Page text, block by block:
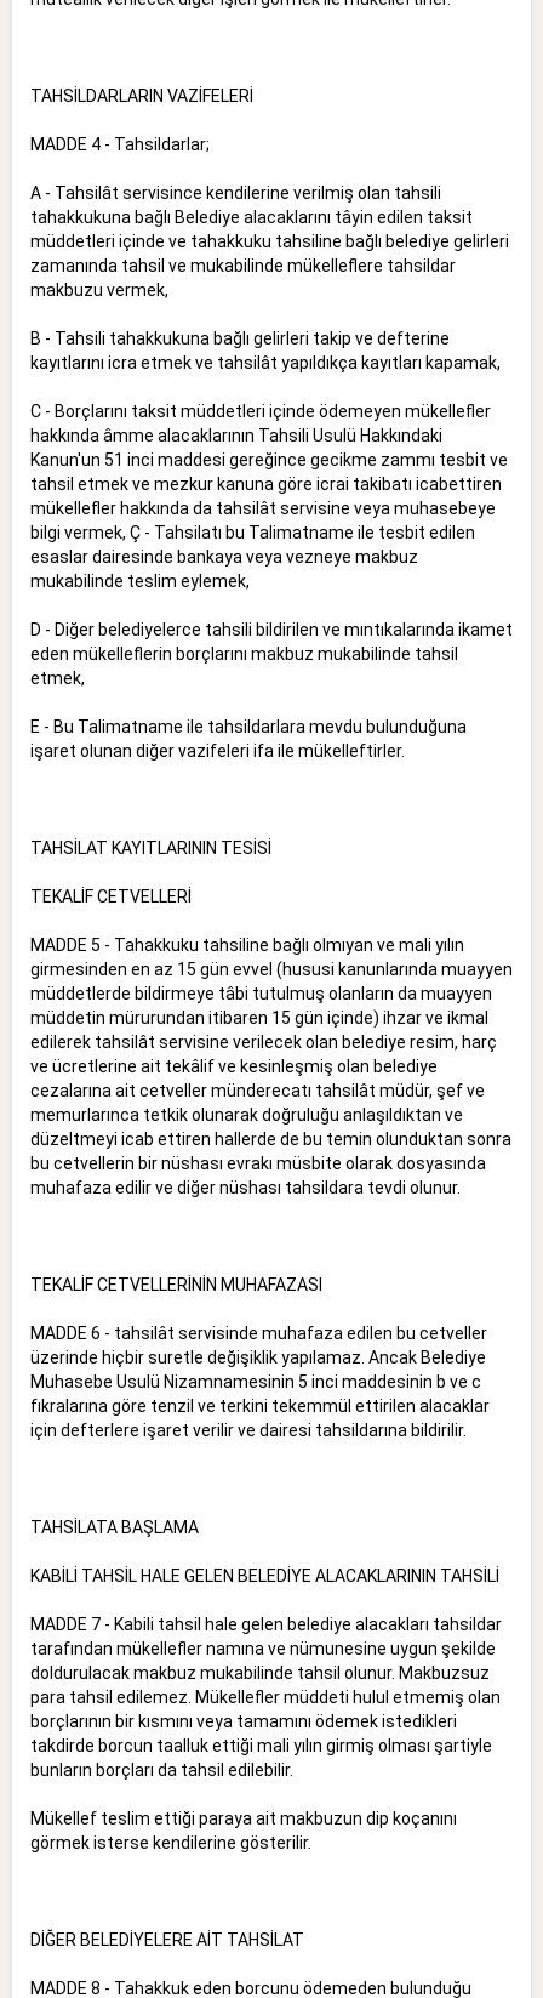
TAHSİLDARLARIN VAZİFELERİ
MADDE 4 - Tahsildarlar;
A - Tahsilât servisince kendilerine verilmiş olan tahsili
tahakkukuna bağlı Belediye alacaklarını tâyin edilen taksit
müddetleri içinde ve tahakkuku tahsiline bağlı belediye gelirleri
zamanında tahsil ve mukabilinde mükelleflere tahsildar
makbuzu vermek,
B - Tahsili tahakkukuna bağlı gelirleri takip ve defterine
kayıtlarını icra etmek ve tahsilât yapıldıkça kayıtları kapamak,
C - Borçlarını taksit müddetleri içinde ödemeyen mükellefler
hakkında âmme alacaklarının Tahsili Usulü Hakkındaki
Kanun'un 51 inci maddesi gereğince gecikme zammı tesbit ve
tahsil etmek ve mezkur kanuna göre icrai takibatı icabettiren
mükellefler hakkında da tahsilât servisine veya muhasebeye
bilgi vermek, Ç - Tahsilatı bu Talimatname ile tesbit edilen
esaslar dairesinde bankaya veya vezneye makbuz
mukabilinde teslim eylemek,
D - Diğer belediyelerce tahsili bildirilen ve mıntıkalarında ikamet
eden mükelleflerin borçlarını makbuz mukabilinde tahsil
etmek,
E - Bu Talimatname ile tahsildarlara mevdu bulunduğuna
işaret olunan diğer vazifeleri ifa ile mükelleftirler.
TAHSİLAT KAYITLARININ TESİSİ
TEKALİF CETVELLERİ
MADDE 5 - Tahakkuku tahsiline bağlı olmıyan ve mali yılın
girmesinden en az 15 gün evvel (hususi kanunlarında muayyen
müddetlerde bildirmeye tâbi tutulmuş olanların da muayyen
müddetin mürurundan itibaren 15 gün içinde) ihzar ve ikmal
edilerek tahsilât servisine verilecek olan belediye resim, harç
ve ücretlerine ait tekâlif ve kesinleşmiş olan belediye
cezalarına ait cetveller münderecatı tahsilât müdür, şef ve
memurlarınca tetkik olunarak doğruluğu anlaşıldıktan ve
düzeltmeyi icab ettiren hallerde de bu temin olunduktan sonra
bu cetvellerin bir nüshası evrakı müsbite olarak dosyasında
muhafaza edilir ve diğer nüshası tahsildara tevdi olunur.
TEKALİF CETVELLERİNİN MUHAFAZASI
MADDE 6 - tahsilât servisinde muhafaza edilen bu cetveller
üzerinde hiçbir suretle değişiklik yapılamaz. Ancak Belediye
Muhasebe Usulü Nizamnamesinin 5 inci maddesinin b ve c
fıkralarına göre tenzil ve terkini tekemmül ettirilen alacaklar
için defterlere işaret verilir ve dairesi tahsildarına bildirilir.
TAHSİLATA BAŞLAMA
KABİLİ TAHSİL HALE GELEN BELEDİYE ALACAKLARININ TAHSİLİ
MADDE 7 - Kabili tahsil hale gelen belediye alacakları tahsildar
tarafından mükellefler namına ve nümunesine uygun şekilde
doldurulacak makbuz mukabilinde tahsil olunur. Makbuzsuz
para tahsil edilemez. Mükellefler müddeti hulul etmemiş olan
borçlarının bir kısmını veya tamamını ödemek istedikleri
takdirde borcun taalluk ettiği mali yılın girmiş olması şartiyle
bunların borçları da tahsil edilebilir.
Mükellef teslim ettiği paraya ait makbuzun dip koçanını
görmek isterse kendilerine gösterilir.
DİĞER BELEDİYELERE AİT TAHSİLAT
MADDE 8 - Tahakkuk eden borcunu ödemeden bulunduğu